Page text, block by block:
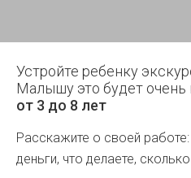
Устройте ребенку
Малышу это будет очень
от 3 до 8 лет
Расскажите о своей
деньги, что делаете,